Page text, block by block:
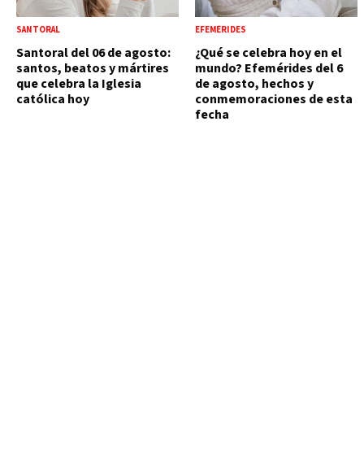
SANTORAL
Santoral del 06 de agosto:
santos, beatos y mártires
que celebra la Iglesia
católica hoy
EFEMÉRIDES
¿Qué se celebra hoy en el
mundo? Efemérides del 6
de agosto, hechos y
conmemoraciones de esta
fecha